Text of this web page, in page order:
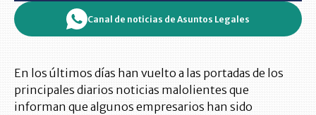
Canal de noticias de Asuntos Legales
En los últimos días han vuelto a las portadas de los
principales diarios noticias malolientes que
informan que algunos empresarios han sido